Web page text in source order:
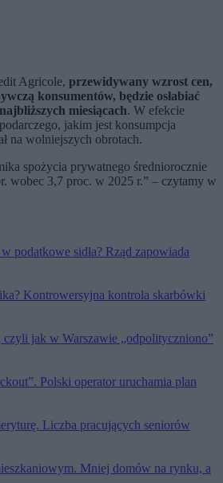
Agricole, przewidywany wzrost cen,
konsumentów, będzie osłabiać
miesiącach. W efekcie
jakim jest konsumpcja
na wolniejszych obrotach.
spożycia prywatnego średniorocznie
wobec 3,7 proc. w 2025 r.” – czytamy w
podatkowe sidła? Rząd zapowiada
Kontrowersyjna kontrola skarbówki
jak w Warszawie „odpolityczniono”
Polski operator uruchamia plan
Liczba pracujących seniorów
Mniej domów na rynku, a